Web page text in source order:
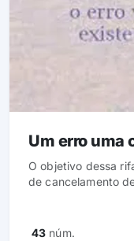
Um erro uma
O objetivo dessa
de cancelamento
43 núm.